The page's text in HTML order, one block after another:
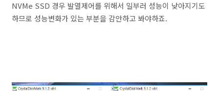
NVMe SSD 경우 발열제어를 위해서 일부러 성능이 낮아지기도
하므로 성능변화가 있는 부분을 감안하고 봐야하죠.